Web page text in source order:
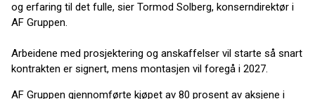
og erfaring til det fulle, sier Tormod Solberg, konserndirektør i
AF Gruppen.
Arbeidene med prosjektering og anskaffelser vil starte så snart
kontrakten er signert, mens montasjen vil foregå i 2027.
AF Gruppen gjennomførte kjøpet av 80 prosent av aksjene i